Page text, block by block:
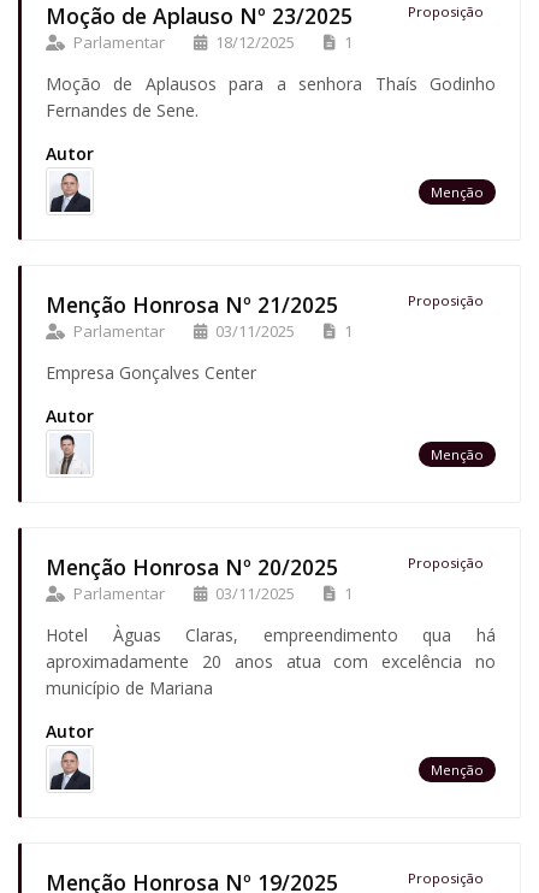
Moção de Aplauso Nº 23/2025 Proposição
Parlamentar 18/12/2025 1
Moção de Aplausos para a senhora Thaís Godinho
Fernandes de Sene.
Autor
Menção
Menção Honrosa Nº 21/2025 Proposição
Parlamentar 03/11/2025 1
Empresa Gonçalves Center
Autor
Menção
Menção Honrosa Nº 20/2025 Proposição
Parlamentar 03/11/2025 1
Hotel Àguas Claras, empreendimento qua há
aproximadamente 20 anos atua com excelência no
município de Mariana
Autor
Menção
Menção Honrosa Nº 19/2025 Proposição